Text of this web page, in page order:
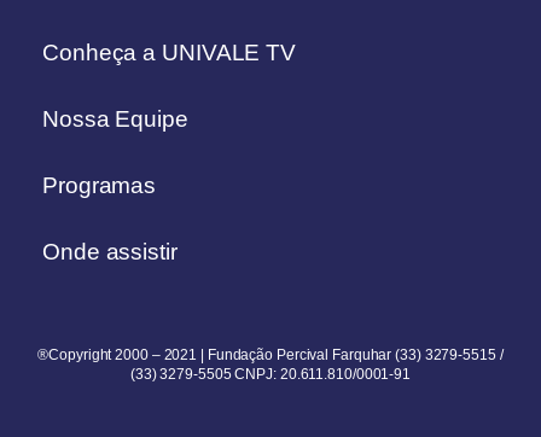
Conheça a UNIVALE TV
Nossa Equipe
Programas
Onde assistir
®Copyright 2000 – 2021 | Fundação Percival Farquhar (33) 3279-5515 /
(33) 3279-5505 CNPJ: 20.611.810/0001-91